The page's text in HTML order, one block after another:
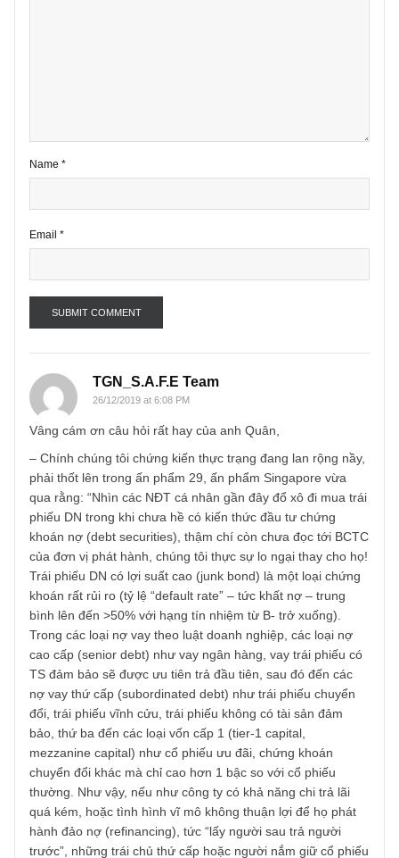
Name*
Email*
TGN_S.A.F.E Team
26/12/2019 at 6:08 PM
Vâng cám ơn câu hỏi rất hay của anh Quân,
– Chính chúng tôi chứng kiến thực trạng đang lan rộng
phải thốt lên trong ấn phẩm 29, ấn phẩm Singapore vừa
qua rằng: “Nhìn các NĐT cá nhân gần đây đổ xô đi mua
phiếu DN trong khi chưa hề có kiến thức đầu tư chứng
khoán nợ (debt securities), thậm chí còn chưa đọc tới
của đơn vị phát hành, chúng tôi thực sự lo ngại thay cho
Trái phiếu DN có lợi suất cao (junk bond) là một loại
khoán rất rủi ro (tỷ lệ “default rate” – tức khất nợ – trung
bình lên đến >50% với hạng tín nhiệm từ B- trở xuống).
Trong các loại nợ vay theo luật doanh nghiệp, các loại nợ
cao cấp (senior debt) như vay ngân hàng, vay trái phiếu